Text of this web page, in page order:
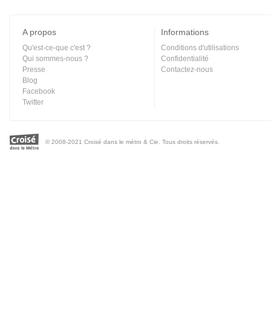
A propos
Qu'est-ce-que c'est ?
Qui sommes-nous ?
Presse
Blog
Facebook
Twitter
Informations
Conditions d'utilisations
Confidentialité
Contactez-nous
© 2008-2021 Croisé dans le métro & Cie. Tous droits réservés.